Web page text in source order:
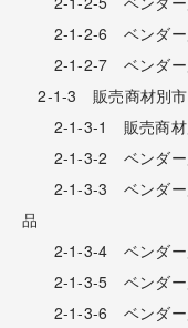
2-1-2-6 ベンダー
2-1-2-7 ベンダー
2-1-3 販売商材別市
2-1-3-1 販売商材
2-1-3-2 ベンダー
2-1-3-3 ベンダー別
品
2-1-3-4 ベンダー別
2-1-3-5 ベンダー別
2-1-3-6 ベンダー別